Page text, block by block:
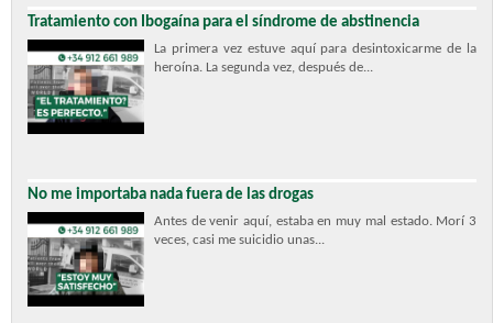
Tratamiento con Ibogaína para el síndrome de abstinencia
La primera vez estuve aquí para desintoxicarme de la
heroína. La segunda vez, después de...
No me importaba nada fuera de las drogas
Antes de venir aquí, estaba en muy mal estado. Morí 3
veces, casi me suicidio unas...